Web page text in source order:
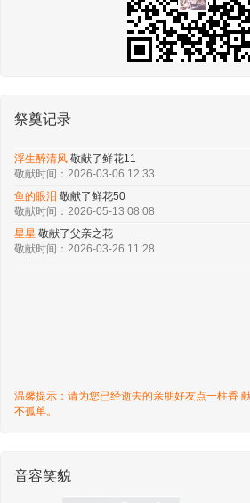
祭奠记录
浮生醉清风‌ 敬献了鲜花11
敬献时间：2026-03-06 12:33
鱼的眼泪 敬献了鲜花50
敬献时间：2026-05-13 08:08
星星 敬献了父亲之花
敬献时间：2026-03-26 11:28
温馨提示：请为您已经逝去的亲朋好友点一柱香
不孤单。
音容笑貌